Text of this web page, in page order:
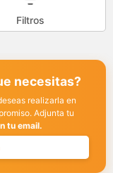
Filtros
necesitas?
realizarla en
Adjunta tu
tu email.